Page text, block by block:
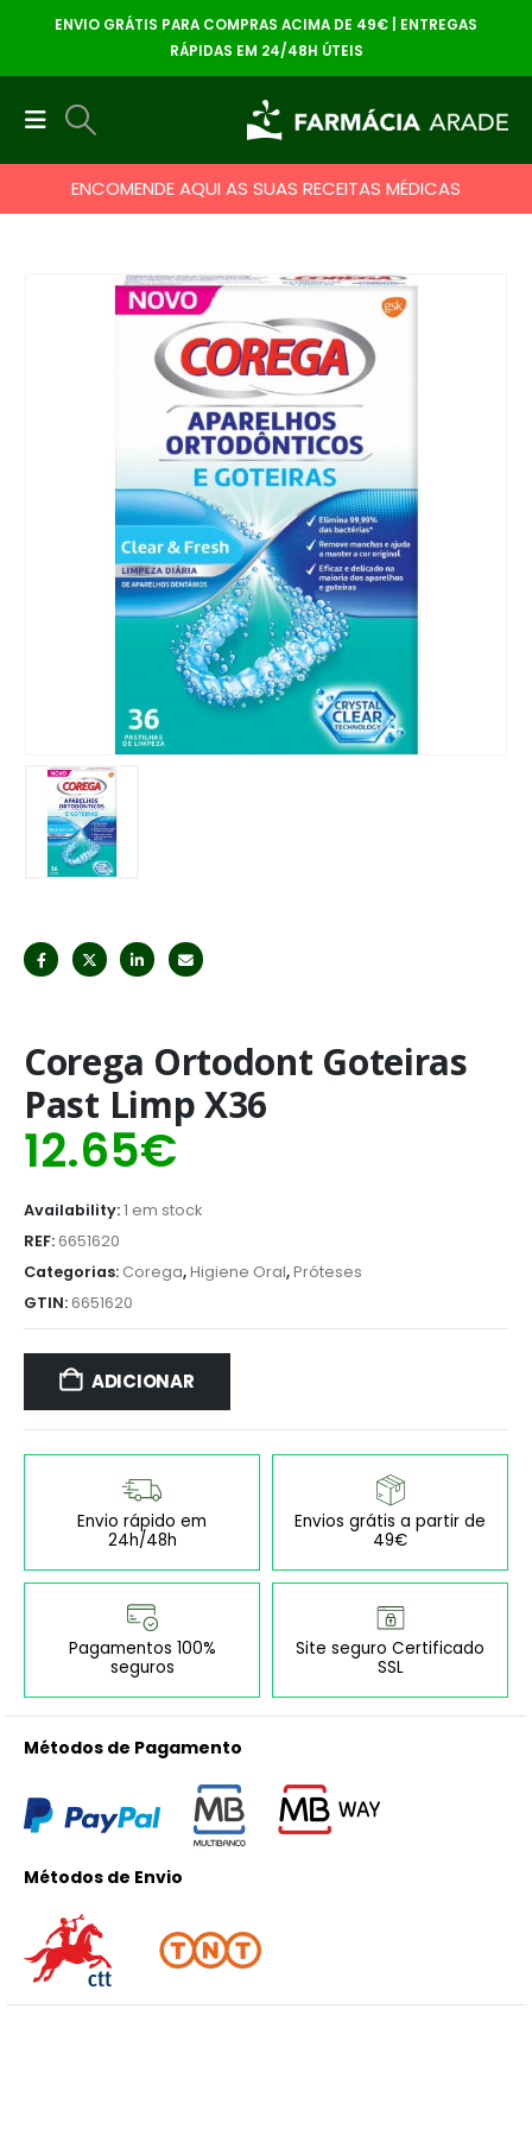
ENVIO GRÁTIS PARA COMPRAS ACIMA DE 49€ | ENTREGAS
RÁPIDAS EM 24/48H ÚTEIS
ENCOMENDE AQUI AS SUAS RECEITAS MÉDICAS
Corega Ortodont Goteiras
Past Limp X36
12.65€
Availability:1 em stock
REF:6651620
Categorias: Corega,Higiene Oral,Próteses
GTIN:6651620
ADICIONAR
Envio rápido em
24h/48h
Envios grátis a partir de
49€
Pagamentos 100%
seguros
Site seguro Certificado
SSL
Métodos de Pagamento
Métodos de Envio